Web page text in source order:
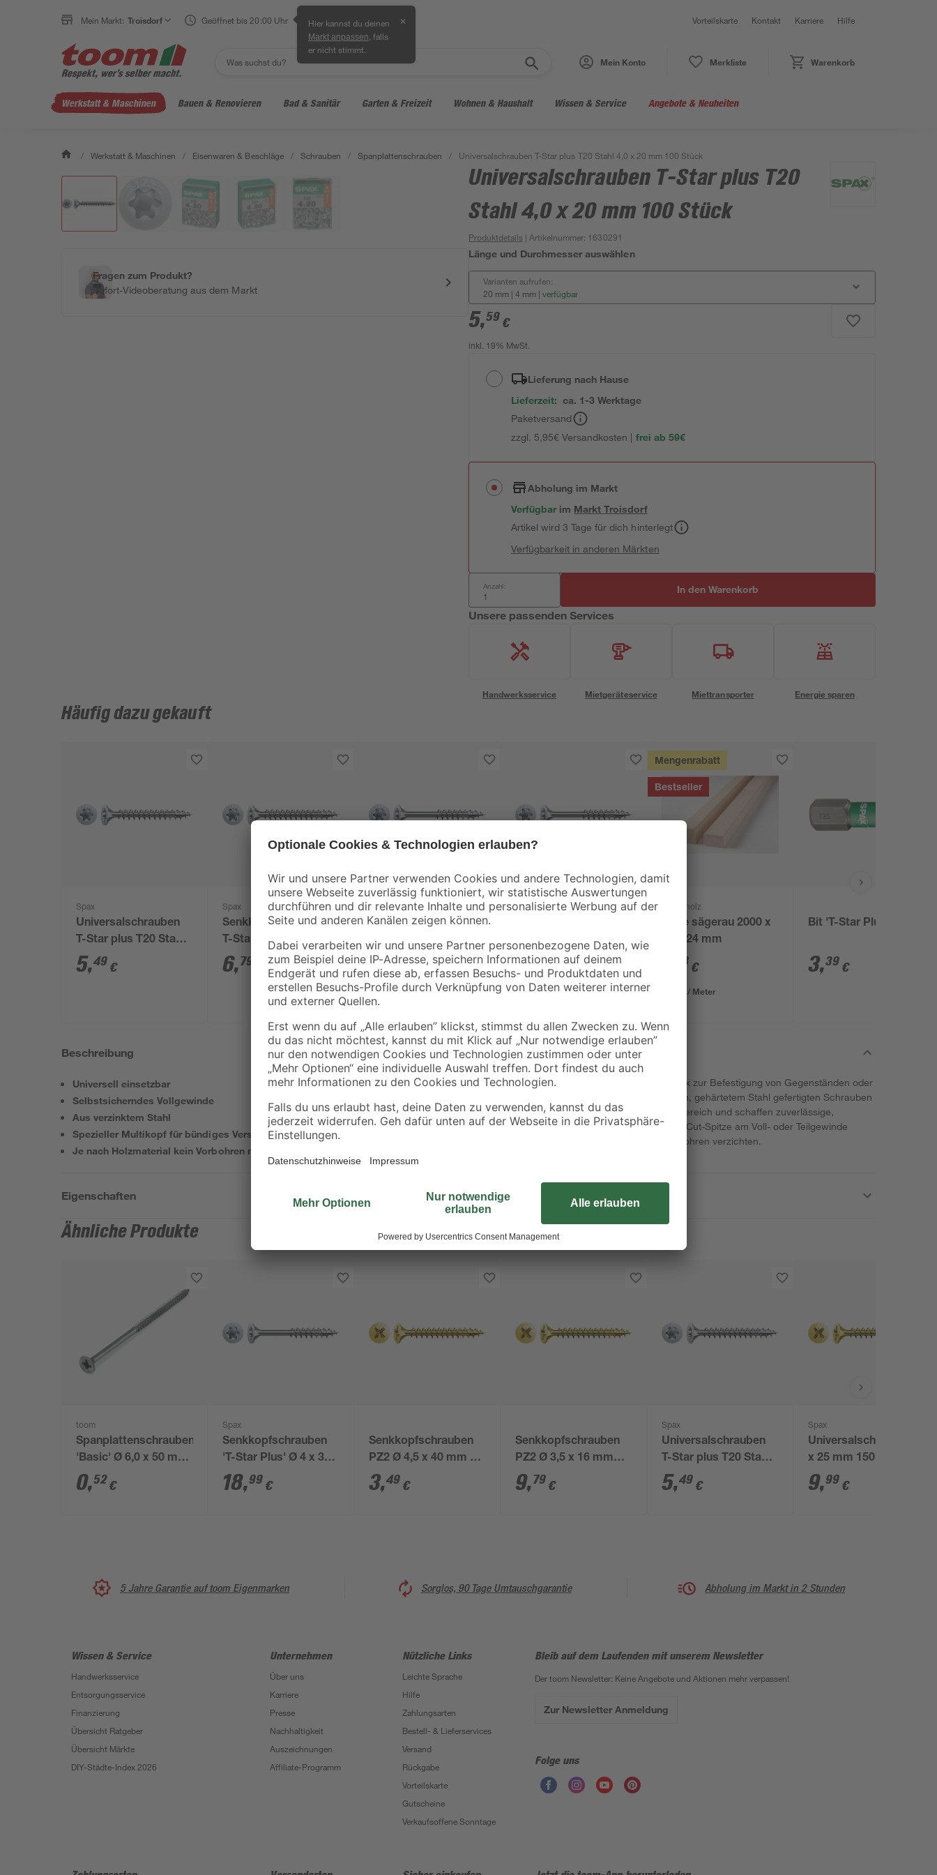
Mein Markt: Troisdorf Geöffnet bis 20:00 Uhr Hier kannst du deinen
Markt anpassen , falls
er nicht stimmt.
✕ Vorteilskarte Kontakt Karriere Hilfe
Mein Konto Merkliste Warenkorb
Werkstatt & Maschinen Bauen & Renovieren Bad & Sanitär Garten & Freizeit Wohnen & Haushalt Wissen & Service Angebote & Neuheiten
/ Werkstatt & Maschinen / Eisenwaren & Beschläge / Schrauben / Spanplattenschrauben / Universalschrauben T-Star plus T20 Stahl 4,0 x 20 mm 100 Stück
Fragen zum Produkt?
Sofort-Videoberatung aus dem Markt
Universalschrauben T-Star plus T20
Stahl 4,0 x 20 mm 100 Stück
Produktdetails | Artikelnummer: 1630291
Länge und Durchmesser auswählen
Varianten aufrufen:
20 mm | 4 mm | verfügbar
5,59 €
inkl. 19% MwSt.
Lieferung nach Hause
Lieferzeit: ca. 1-3 Werktage
Paketversand
zzgl. 5,95€ Versandkosten | frei ab 59€
Abholung im Markt
Verfügbar im MarktTroisdorf
Artikel wird 3 Tage für dich hinterlegt
Verfügbarkeit in anderen Märkten
Anzahl: In den Warenkorb
Unsere passenden Services
Handwerksservice Mietgeräteservice Miettransporter Energie sparen
Häufig dazu gekauft
Spax
Universalschrauben
T-Star plus T20 Stahl
4,0 x 16 mm 100
Stück
5,49 €
Spax
Senkkopfschrauben
T-Star Ø 4 mm 25 mm
100 Stück
6,79
Spax
Senkkopfschrauben
'T-Star Plus' Ø 4 x 30
mm 150 Stück
8,89€
Spax
T-Star plus T20 Stahl
4,0 x 30 mm 50 Stück
5,59 €
Mengenrabatt
Bestseller
binderholz
Latte sägerau 2000 x
48 x 24 mm
78 €
0,89 € / Meter
Bit 'T-Star Plus' T20
3,39 €
Beschreibung
Universell einsetzbar
Selbstsicherndes Vollgewinde
Aus verzinktem Stahl
Spezieller Multikopf für bündiges Versenken
Je nach Holzmaterial kein Vorbohren notwendig
Verwenden Sie die Universalschrauben von Spax zur Befestigung von Gegenständen oder
Montage von Konstruktionen. Die aus verzinktem, gehärtetem Stahl gefertigten Schrauben
sind ideal für anspruchsvolle Arbeiten im Innenbereich und schaffen zuverlässige,
dauerhafte Verbindungen. Durch die spezielle 4-Cut-Spitze am Voll- oder Teilgewinde
können Sie bei fast allen Holzarten auf das Vorbohren verzichten.
Eigenschaften
Ähnliche Produkte
toom
Spanplattenschrauben
'Basic' Ø 6,0 x 50 mm
A2 PZ
0,52€
Spax
Senkkopfschrauben
'T-Star Plus' Ø 4 x 30
mm 500 Stück
18,99 €
Senkkopfschrauben
PZ2 Ø 4,5 x 40 mm 10
Stk.
3,49 €
Senkkopfschrauben
PZ2 Ø 3,5 x 16 mm
300 Stück
9,79 €
Spax
Universalschrauben
T-Star plus T20 Stahl
4,0 x 16 mm 100
Stück
5,49 €
Spax
Universalschraube 4,5
x 25 mm 150 Stück
9,99 €
5 Jahre Garantie auf toom Eigenmarken Sorglos, 90 Tage Umtauschgarantie Abholung im Markt in 2 Stunden
Wissen & Service
Handwerksservice
Entsorgungsservice
Finanzierung
Übersicht Ratgeber
Übersicht Märkte
DIY-Städte-Index 2026
Unternehmen
Über uns
Karriere
Presse
Nachhaltigkeit
Auszeichnungen
Affiliate-Programm
Nützliche Links
Leichte Sprache
Hilfe
Zahlungsarten
Bestell- & Lieferservices
Versand
Rückgabe
Vorteilskarte
Gutscheine
Verkaufsoffene Sonntage
Bleib auf dem Laufenden mit unserem Newsletter
Der toom Newsletter: Keine Angebote und Aktionen mehr verpassen!
Zur Newsletter Anmeldung
Folge uns